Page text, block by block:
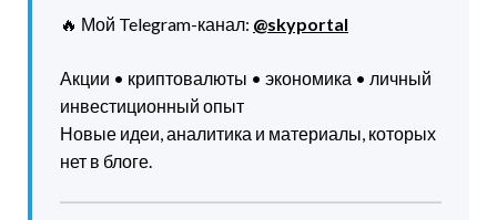
🔥 Мой Telegram-канал: @skyportal
Акции • криптовалюты • экономика • личный
инвестиционный опыт
Новые идеи, аналитика и материалы, которых
нет в блоге.